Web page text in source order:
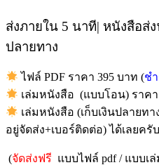
ส่งภายใน 5 นาที| หนังสือส่
ปลายทาง
ไฟล์ PDF ราคา 395 บาท (ช
เล่มหนังสือ (แบบโอน) ราคา
เล่มหนังสือ (เก็บเงินปลายท
อยู่จัดส่ง+เบอร์ติดต่อ) ได้เลยครับ
(จัดส่งฟรี แบบไฟล์ pdf / แบบเ